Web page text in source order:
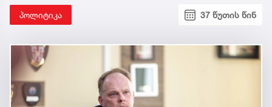
პოლიტიკა 37 წუთის წინ